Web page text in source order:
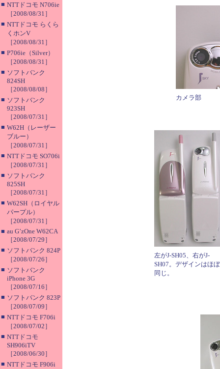
■ NTTドコモ N706ie
［2008/08/31］
■ NTTドコモ らくら
くホンV
［2008/08/31］
■ P706ie（Silver）
［2008/08/31］
■ ソフトバンク
824SH
［2008/08/08］
■ ソフトバンク
923SH
［2008/07/31］
■ W62H（レーザー
ブルー）
［2008/07/31］
■ NTTドコモ SO706i
［2008/07/31］
■ ソフトバンク
825SH
［2008/07/31］
■ W62SH（ロイヤル
パープル）
［2008/07/31］
■ au G’zOne W62CA
［2008/07/29］
■ ソフトバンク 824P
［2008/07/26］
■ ソフトバンク
iPhone 3G
［2008/07/16］
■ ソフトバンク 823P
［2008/07/09］
■ NTTドコモ F706i
［2008/07/02］
■ NTTドコモ
SH906iTV
［2008/06/30］
■ NTTドコモ F906i
カメラ部
左がJ-SH05、右がJ-
SH07。デザインはほぼ
同じ。